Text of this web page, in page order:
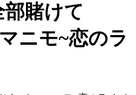
部賭けて
ニモ~恋のラ